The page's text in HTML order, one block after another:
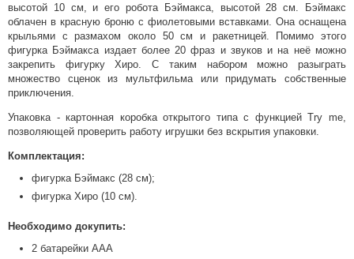
высотой 10 см, и его робота Бэймакса, высотой 28 см. Бэймакс
облачен в красную броню с фиолетовыми вставками. Она оснащена
крыльями с размахом около 50 см и ракетницей. Помимо этого
фигурка Бэймакса издает более 20 фраз и звуков и на неё можно
закрепить фигурку Хиро. С таким набором можно разыграть
множество сценок из мультфильма или придумать собственные
приключения.
Упаковка - картонная коробка открытого типа с функцией Try me,
позволяющей проверить работу игрушки без вскрытия упаковки.
Комплектация:
фигурка Бэймакс (28 см);
фигурка Хиро (10 см).
Необходимо докупить:
2 батарейки ААА